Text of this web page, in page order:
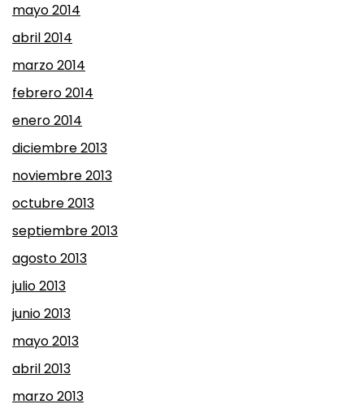
mayo 2014
abril 2014
marzo 2014
febrero 2014
enero 2014
diciembre 2013
noviembre 2013
octubre 2013
septiembre 2013
agosto 2013
julio 2013
junio 2013
mayo 2013
abril 2013
marzo 2013